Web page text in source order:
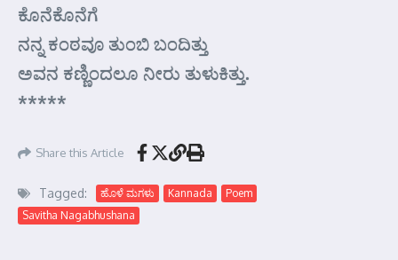
ಕೊನೆಕೊನೆಗೆ
ನನ್ನ ಕಂಠವೂ ತುಂಬಿ ಬಂದಿತ್ತು
ಅವನ ಕಣ್ಣಿಂದಲೂ ನೀರು ತುಳುಕಿತ್ತು.
*****
Share this Article
Tagged: ಹೊಳೆ ಮಗಳು Kannada
Poem
Savitha Nagabhushana